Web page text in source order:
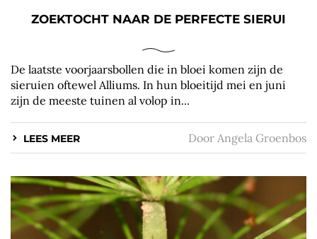
ZOEKTOCHT NAAR DE PERFECTE SIERUI
De laatste voorjaarsbollen die in bloei komen zijn de
sieruien oftewel Alliums. In hun bloeitijd mei en juni
zijn de meeste tuinen al volop in...
LEES MEER Door Angela Groenbos